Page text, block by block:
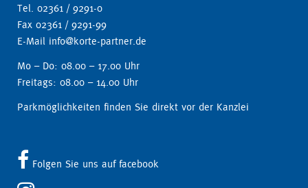
Tel. 02361 / 9291-0
Fax 02361 / 9291-99
E-Mail info@korte-partner.de
Mo – Do: 08.00 – 17.00 Uhr
Freitags: 08.00 – 14.00 Uhr
Parkmöglichkeiten finden Sie direkt vor der Kanzlei
Folgen Sie uns auf facebook